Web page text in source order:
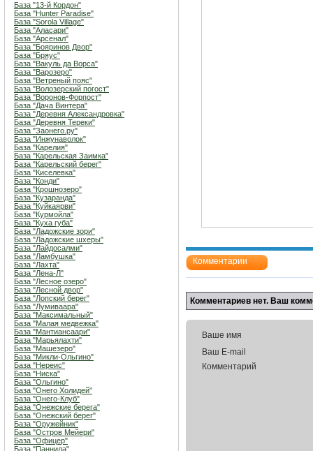
База "13-й Кордон"
База "Hunter Paradise"
База "Sorola Village"
База "Аласари"
База "Арсенал"
База "Бояринов Двор"
База "Бряус"
База "Вакуль да Ворса"
База "Варозеро"
База "Ветреный пояс"
База "Волозерский погост"
База "Воронов-Форпост"
База "Дача Винтера"
База "Деревня Александровка"
База "Деревня Тереки"
База "Заонего.ру"
База "Инжунаволок"
База "Карелия"
База "Карельская Заимка"
База "Карельский берег"
База "Киселевка"
База "Конди"
База "Крошнозеро"
База "Кузаранда"
База "Куйкаярви"
База "Курмойла"
База "Куха губа"
База "Ладожские зори"
База "Ладожские шхеры"
База "Лайдосалми"
База "Ламбушка"
База "Лахта"
База "Лена-Л"
База "Лесное озеро"
База "Лесной двор"
База "Лопский берег"
База "Лумиваара"
База "Максимальный"
База "Малая медвежка"
База "Мантиансаари"
База "Марьялахти"
База "Машезеро"
База "Микли-Ольгино"
База "Нереис"
База "Ниска"
База "Ольгино"
База "Онего Холидей"
База "Онего-Клуб"
База "Онежские берега"
База "Онежский берег"
База "Оружейник"
База "Остров Мейери"
База "Офицер"
База "Паннила"
Комментарии
Комментариев нет. Ваш
Ваше имя
Ваш E-mail
Комментарий